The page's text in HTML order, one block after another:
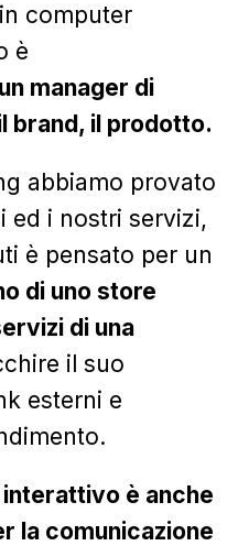
computer
è
manager di
brand, il prodotto.
abbiamo provato
ed i nostri servizi,
è pensato per un
di uno store
di una
il suo
esterni e
è anche
la comunicazione